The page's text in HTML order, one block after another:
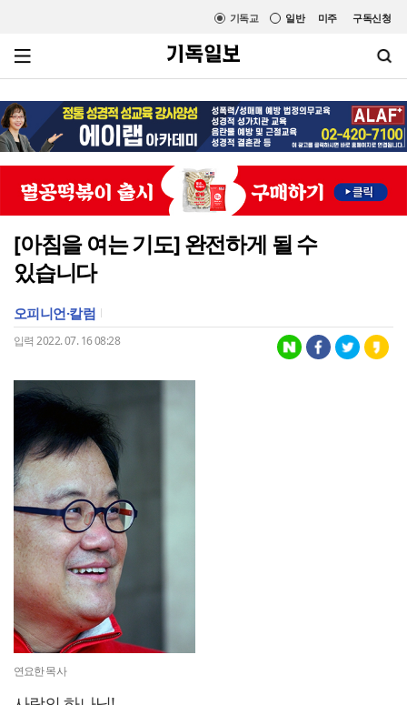
미주 구독신청
일반
기독교
[아침을 여는 기도] 완전하게 될 수
있습니다
오피니언·칼럼
입력 2022. 07. 16 08:28
연요한 목사